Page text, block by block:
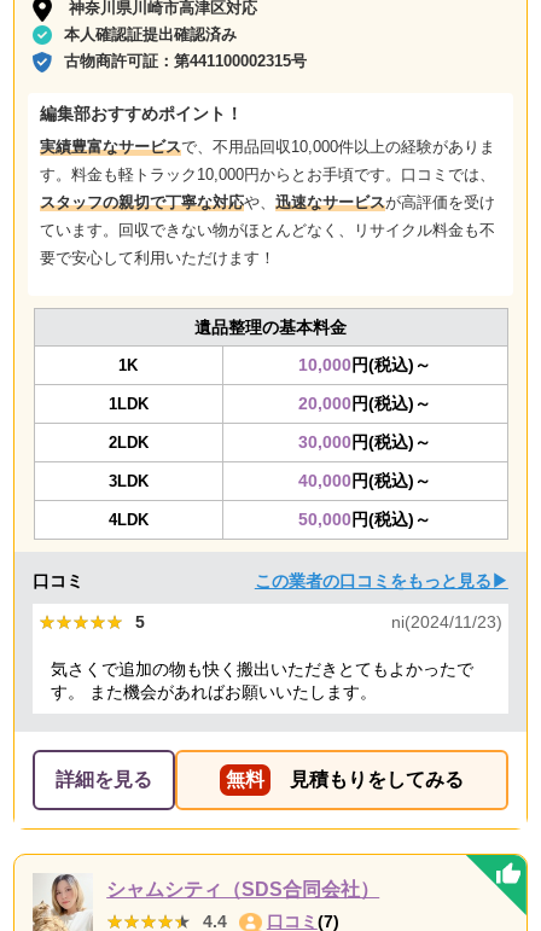
神奈川県川崎市高津区対応
本人確認証提出確認済み
古物商許可証：第441100002315号
編集部おすすめポイント！
実績豊富なサービスで、不用品回収10,000件以上の経験がありま
す。料金も軽トラック10,000円からとお手頃です。口コミでは、
スタッフの親切で丁寧な対応や、 迅速なサービスが高評価を受け
ています。回収できない物がほとんどなく、リサイクル料金も不
要で安心して利用いただけます！
遺品整理の基本料金
1K 10,000円(税込)～
1LDK 20,000円(税込)～
2LDK 30,000円(税込)～
3LDK 40,000円(税込)～
4LDK 50,000円(税込)～
口コミ この業者の口コミをもっと見る▶
★★★★★
★★★★★ 5 ni(2024/11/23)
気さくで追加の物も快く搬出いただきとてもよかったで
す。 また機会があればお願いいたします。
詳細を見る 無料 見積もりをしてみる
シャムシティ（SDS合同会社）
★★★★★
★★★★★ 4.4 口コミ (7)